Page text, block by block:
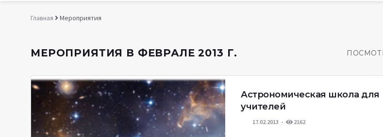
Главная Мероприятия
МЕРОПРИЯТИЯ В ФЕВРАЛЕ 2013 Г.
Астрономическая школа для
учителей
17.02.2013 2162